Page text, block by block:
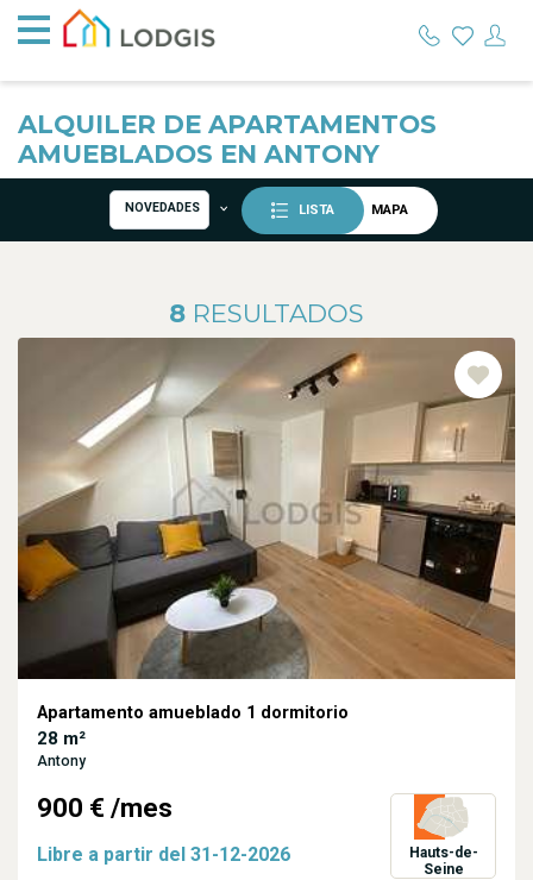
ALQUILER DE APARTAMENTOS
AMUEBLADOS EN ANTONY
NOVEDADES LISTA MAPA
8 RESULTADOS
Apartamento amueblado 1 dormitorio
28 m²
Antony
900 € /mes
Libre a partir del 31-12-2026
Hauts-de-
Seine